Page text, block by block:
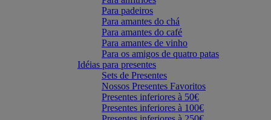
Para padeiros
Para amantes do chá
Para amantes do café
Para amantes de vinho
Para os amigos de quatro patas
Idéias para presentes
Sets de Presentes
Nossos Presentes Favoritos
Presentes inferiores à 50€
Presentes inferiores à 100€